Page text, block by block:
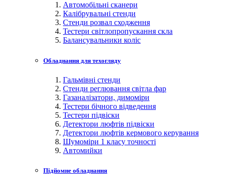
Автомобільні сканери
Калібрувальні стенди
Стенди розвал сходження
Тестери світлопропускання скла
Балансувальники коліс
Обладнання для техогляду
Гальмівні стенди
Стенди реглювання світла фар
Газаналізатори, димоміри
Тестери бічного відведення
Тестери підвіски
Детектори люфтів підвіски
Детектори люфтів кермового керування
Шумоміри 1 класу точності
Автомийки
Підйомне обладнання